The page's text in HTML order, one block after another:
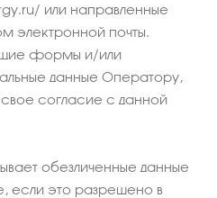
или направленные
электронной почты.
формы и/или
данные Оператору,
свое согласие с данной
обезличенные данные
если это разрешено в